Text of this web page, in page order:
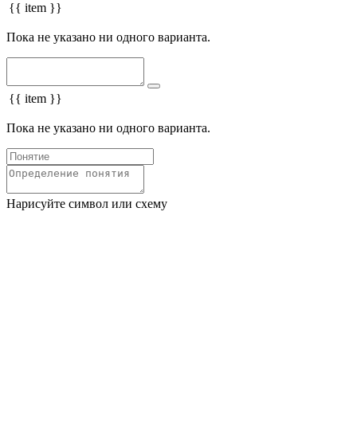
{{ item }}
Пока не указано ни одного варианта.
{{ item }}
Пока не указано ни одного варианта.
Нарисуйте символ или схему